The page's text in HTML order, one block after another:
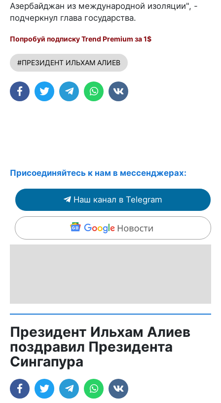
Азербайджан из международной изоляции", -
подчеркнул глава государства.
Попробуй подписку Trend Premium за 1$
#ПРЕЗИДЕНТ ИЛЬХАМ АЛИЕВ
Присоединяйтесь к нам в мессенджерах:
Наш канал в Telegram
Президент Ильхам Алиев
поздравил Президента
Сингапура